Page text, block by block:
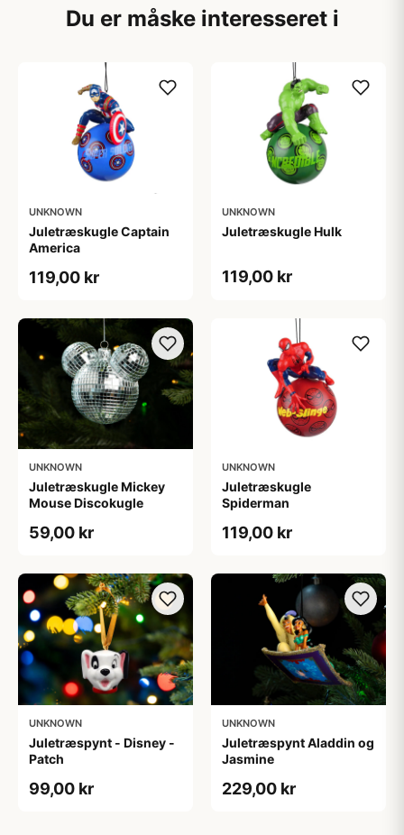
Du er måske interesseret i
UNKNOWN
Juletræskugle Captain
America
119,00 kr
UNKNOWN
Juletræskugle Hulk
119,00 kr
UNKNOWN
Juletræskugle Mickey
Mouse Discokugle
59,00 kr
UNKNOWN
Juletræskugle
Spiderman
119,00 kr
UNKNOWN
Juletræspynt - Disney -
Patch
99,00 kr
UNKNOWN
Juletræspynt Aladdin og
Jasmine
229,00 kr